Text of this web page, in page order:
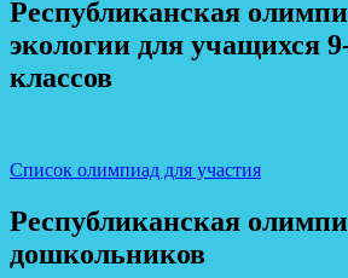
Республиканская
экологии для учащихся
классов
Список олимпиад для участия
Республиканская
дошкольников